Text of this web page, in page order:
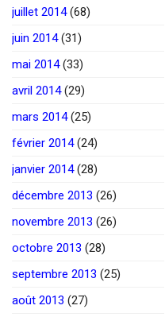
juillet 2014(68)
juin 2014(31)
mai 2014(33)
avril 2014(29)
mars 2014(25)
février 2014(24)
janvier 2014(28)
décembre 2013 (26)
novembre 2013 (26)
octobre 2013 (28)
septembre 2013 (25)
août 2013 (27)